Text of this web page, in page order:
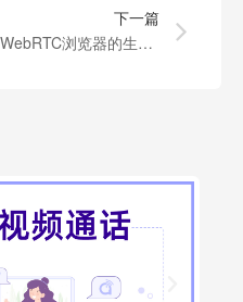
下一篇
WebRTC浏览器的生命周期